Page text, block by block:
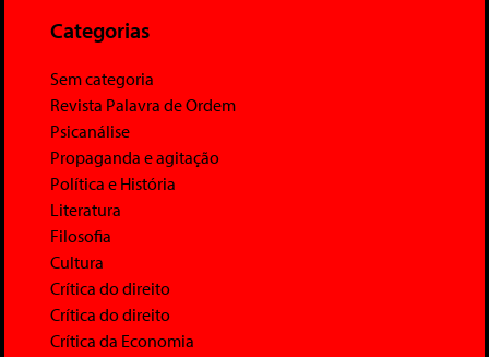
Categorias
Sem categoria
Revista Palavra de Ordem
Psicanálise
Propaganda e agitação
Política e História
Literatura
Filosofia
Cultura
Crítica do direito
Crítica do direito
Crítica da Economia